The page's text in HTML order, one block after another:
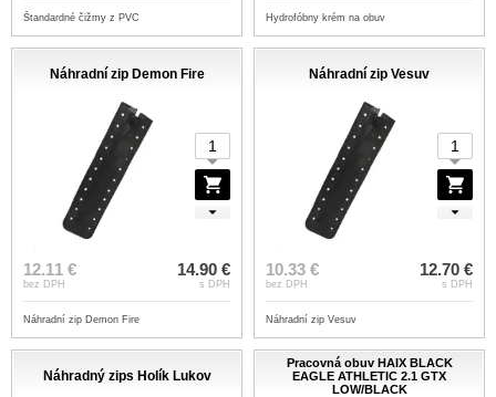
Štandardné čižmy z PVC Hydrofóbny krém na obuv
Náhradní zip Demon Fire
12.11 €
bez DPH
14.90 €
s DPH
Náhradní zip Demon Fire
Náhradní zip Vesuv
10.33 €
bez DPH
12.70 €
s DPH
Náhradní zip Vesuv
Náhradný zips Holík Lukov
Pracovná obuv HAIX BLACK
EAGLE ATHLETIC 2.1 GTX
LOW/BLACK